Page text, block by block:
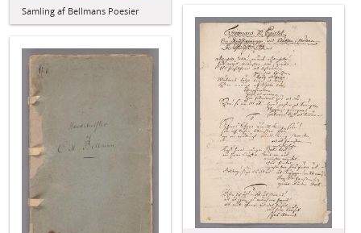
Samling af Bellmans Poesier